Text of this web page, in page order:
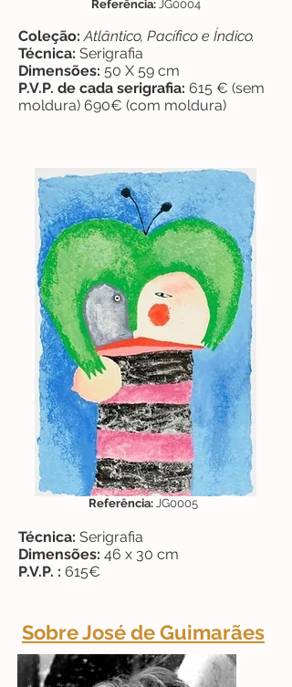
Referência: JG0004
Coleção: Atlântico, Pacífico e Índico.
Técnica: Serigrafia
Dimensões: 50 X 59 cm
P.V.P. de cada serigrafia: 615 € (sem
moldura) 690€ (com moldura)
Técnica: Serigrafia
Dimensões: 46 x 30 cm
P.V.P. : 615€
Referência: JG0005
Sobre José de Guimarães